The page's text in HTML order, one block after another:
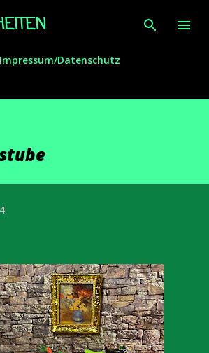
Direkt zum Hauptbereich
Impressum/Datenschutz